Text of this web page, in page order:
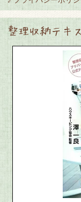
整理収納テキ